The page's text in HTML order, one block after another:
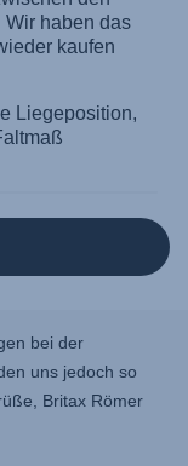
bei der
uns jedoch so
Britax Römer